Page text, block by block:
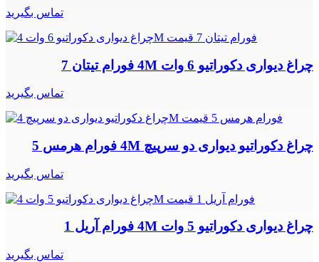
تماس بگیرید
چراغ دیواری دکوراتیو 6 وات 4M فورام تیتان 7
تماس بگیرید
چراغ دکوراتیو دیواری دو سرپیچ 4M فورام هرمس 5
تماس بگیرید
چراغ دیواری دکوراتیو 5 وات 4M فورام آریل 1
تماس بگیرید